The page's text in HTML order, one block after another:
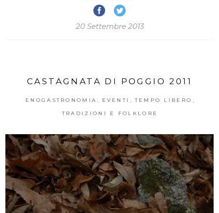
20 Settembre 2013
CASTAGNATA DI POGGIO 2011
ENOGASTRONOMIA EVENTI TEMPO LIBERO
TRADIZIONI E FOLKLORE